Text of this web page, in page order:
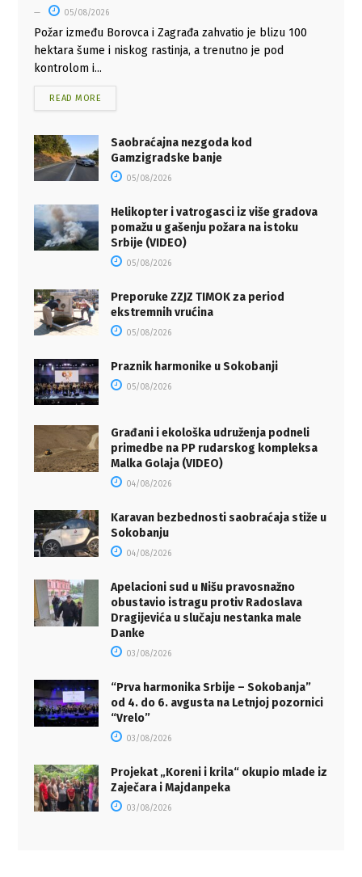
05/08/2026
Požar između Borovca i Zagrađa zahvatio je blizu 100
hektara šume i niskog rastinja, a trenutno je pod
kontrolom i...
READ MORE
Saobraćajna nezgoda kod
Gamzigradske banje
05/08/2026
Helikopter i vatrogasci iz više gradova
pomažu u gašenju požara na istoku
Srbije (VIDEO)
05/08/2026
Preporuke ZZJZ TIMOK za period
ekstremnih vrućina
05/08/2026
Praznik harmonike u Sokobanji
05/08/2026
Građani i ekološka udruženja podneli
primedbe na PP rudarskog kompleksa
Malka Golaja (VIDEO)
04/08/2026
Karavan bezbednosti saobraćaja stiže u
Sokobanju
04/08/2026
Apelacioni sud u Nišu pravosnažno
obustavio istragu protiv Radoslava
Dragijevića u slučaju nestanka male
Danke
03/08/2026
“Prva harmonika Srbije – Sokobanja”
od 4. do 6. avgusta na Letnjoj pozornici
“Vrelo”
03/08/2026
Projekat „Koreni i krila“ okupio mlade iz
Zaječara i Majdanpeka
03/08/2026